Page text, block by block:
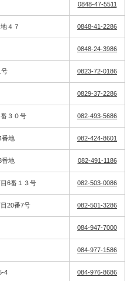
0848-47-5511
４７ 0848-41-2286
0848-24-3986
号 0823-72-0186
0829-37-2286
３０号 082-493-5686
番地 082-424-8601
番地 082-491-1186
6番１３号 082-503-0086
20番7号 082-501-3286
084-947-7000
084-977-1586
4 084-976-8686